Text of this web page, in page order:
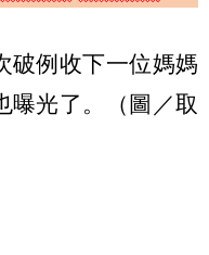
破例收下一位媽媽
曝光了。（圖／取